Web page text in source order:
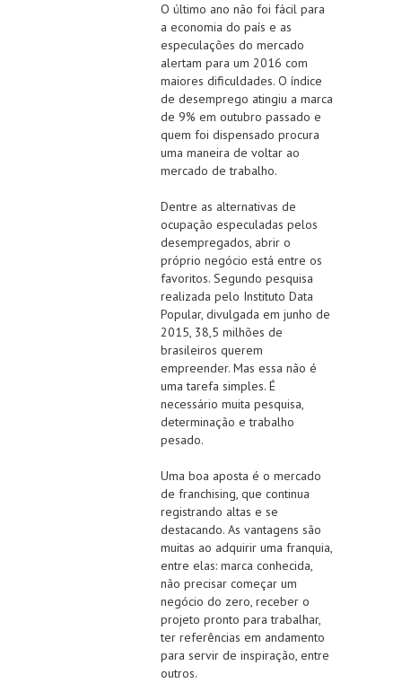
O último ano não foi fácil para
a economia do país e as
especulações do mercado
alertam para um 2016 com
maiores dificuldades. O índice
de desemprego atingiu a marca
de 9% em outubro passado e
quem foi dispensado procura
uma maneira de voltar ao
mercado de trabalho.
Dentre as alternativas de
ocupação especuladas pelos
desempregados, abrir o
próprio negócio está entre os
favoritos. Segundo pesquisa
realizada pelo Instituto Data
Popular, divulgada em junho de
2015, 38,5 milhões de
brasileiros querem
empreender. Mas essa não é
uma tarefa simples. É
necessário muita pesquisa,
determinação e trabalho
pesado.
Uma boa aposta é o mercado
de franchising, que continua
registrando altas e se
destacando. As vantagens são
muitas ao adquirir uma franquia,
entre elas: marca conhecida,
não precisar começar um
negócio do zero, receber o
projeto pronto para trabalhar,
ter referências em andamento
para servir de inspiração, entre
outros.